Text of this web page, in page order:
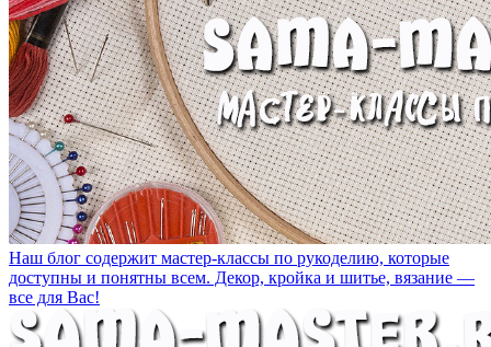
Наш блог содержит мастер-классы по рукоделию, которые
доступны и понятны всем. Декор, кройка и шитье, вязание —
все для Вас!